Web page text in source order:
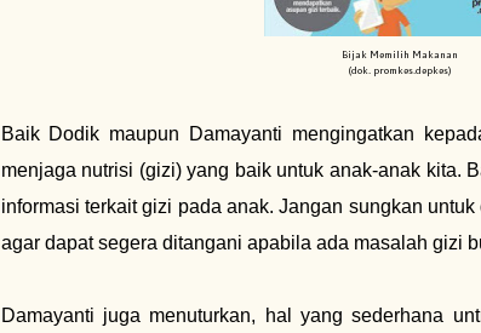
Bijak Memilih Makanan
(dok. promkes.depkes)
Baik Dodik maupun Damayanti mengingatkan
menjaga nutrisi (gizi) yang baik untuk anak-anak kita.
informasi terkait gizi pada anak. Jangan sungkan
agar dapat segera ditangani apabila ada masalah gizi
Damayanti juga menuturkan, hal yang sederhana